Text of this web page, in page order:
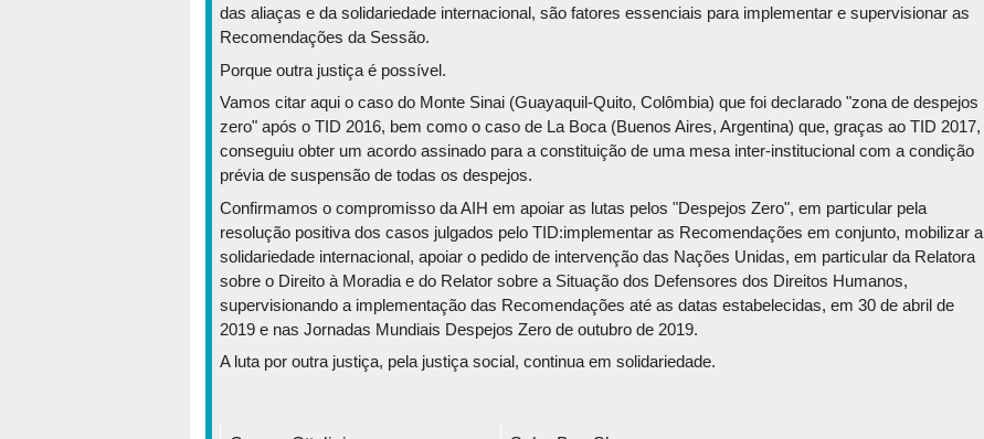
das aliaças e da solidariedade internacional, são fatores essenciais para implementar e supervisionar as
Recomendações da Sessão.
Porque outra justiça é possível.
Vamos citar aqui o caso do Monte Sinai (Guayaquil-Quito, Colômbia) que foi declarado "zona de despejos
zero" após o TID 2016, bem como o caso de La Boca (Buenos Aires, Argentina) que, graças ao TID 2017,
conseguiu obter um acordo assinado para a constituição de uma mesa inter-institucional com a condição
prévia de suspensão de todas os despejos.
Confirmamos o compromisso da AIH em apoiar as lutas pelos "Despejos Zero", em particular pela
resolução positiva dos casos julgados pelo TID:implementar as Recomendações em conjunto, mobilizar a
solidariedade internacional, apoiar o pedido de intervenção das Nações Unidas, em particular da Relatora
sobre o Direito à Moradia e do Relator sobre a Situação dos Defensores dos Direitos Humanos,
supervisionando a implementação das Recomendações até as datas estabelecidas, em 30 de abril de
2019 e nas Jornadas Mundiais Despejos Zero de outubro de 2019.
A luta por outra justiça, pela justiça social, continua em solidariedade.